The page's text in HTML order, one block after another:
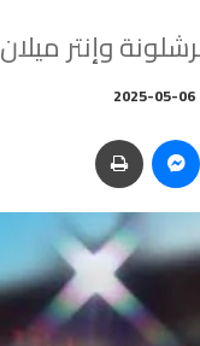
وإنتر ميلان
2025-05-06